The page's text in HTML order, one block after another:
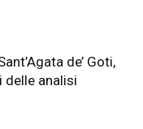
de’ Goti,
delle analisi